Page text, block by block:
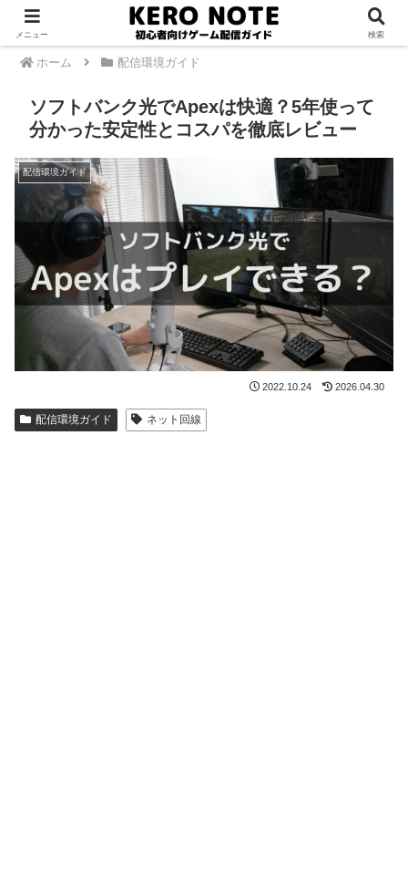
PR
ホーム 配信環境ガイド
ソフトバンク光でApexは快適？5年使って
分かった安定性とコスパを徹底レビュー
配信環境ガイド
2022.10.24 2026.04.30
配信環境ガイド ネット回線
メニュー 検索